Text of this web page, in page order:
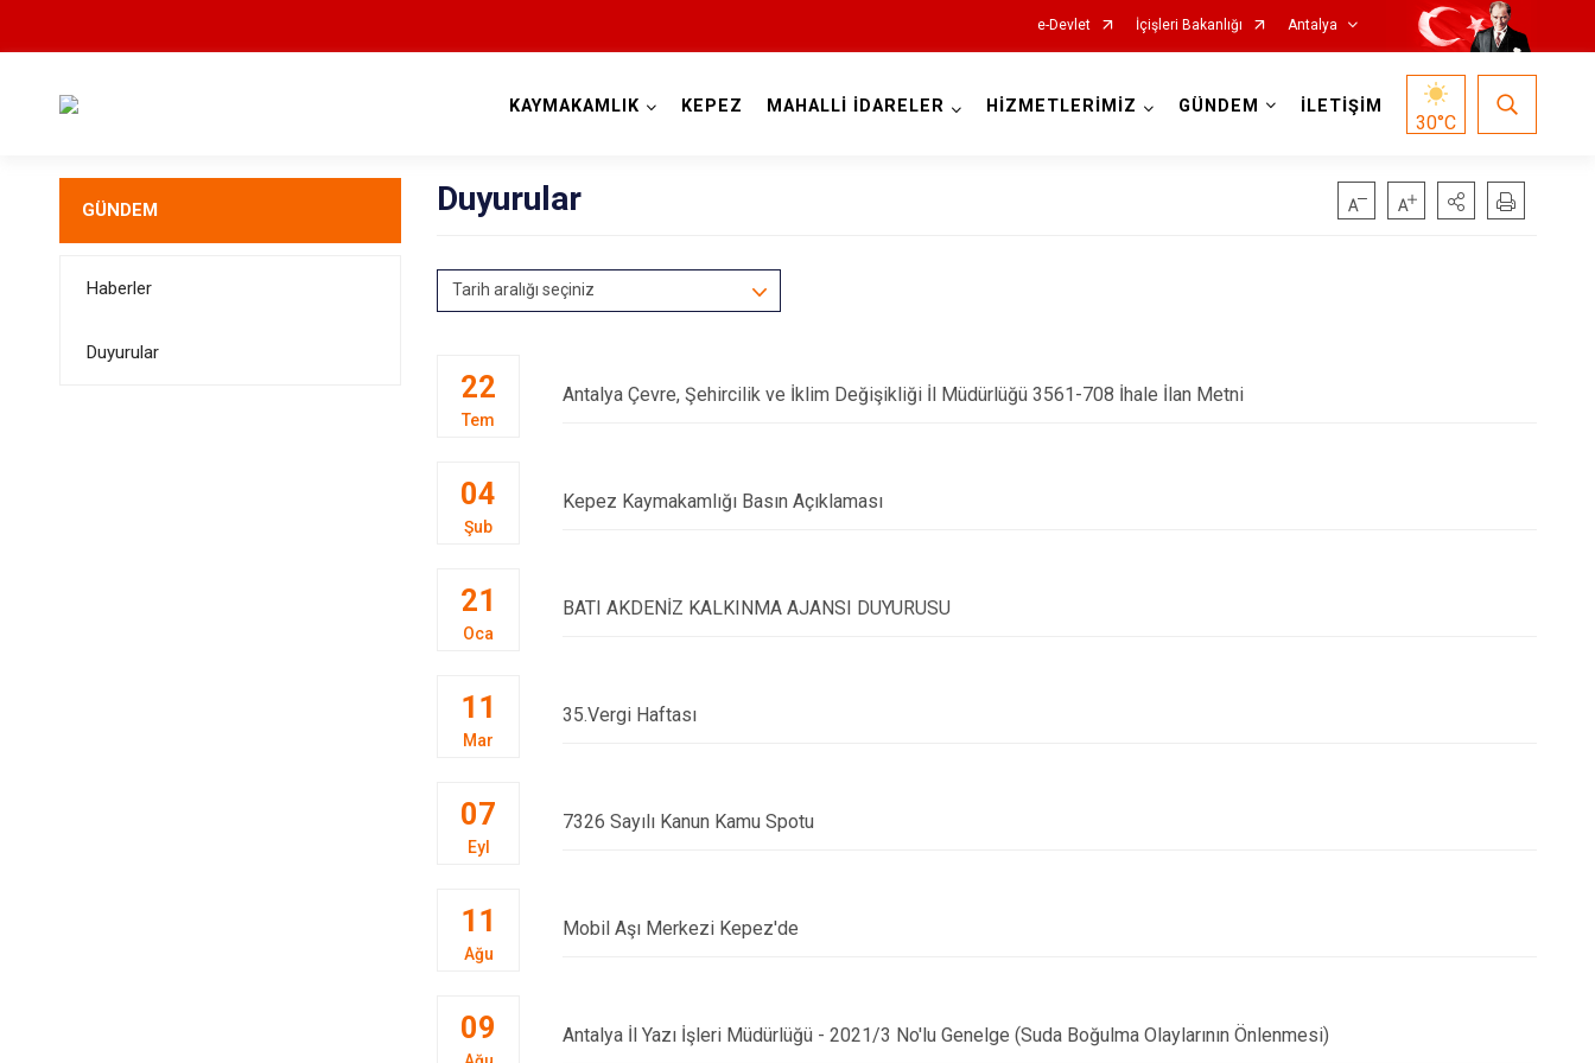
e-Devlet İçişleri Bakanlığı Antalya
Elmalı
Demre
Manavgat
KAYMAKAMLIK KEPEZ MAHALLİ İDARELER HİZMETLERİMİZ GÜNDEM İLETİŞİM
30°C
GÜNDEM
Haberler
Duyurular
Duyurular
Tarih aralığı seçiniz
22
Tem
Antalya Çevre, Şehircilik ve İklim Değişikliği İl Müdürlüğü 3561-708 İhale İlan Metni
04
Şub
Kepez Kaymakamlığı Basın Açıklaması
21
Oca
BATI AKDENİZ KALKINMA AJANSI DUYURUSU
11
Mar
35.Vergi Haftası
07
Eyl
7326 Sayılı Kanun Kamu Spotu
11
Ağu
Mobil Aşı Merkezi Kepez'de
09 Antalya İl Yazı İşleri Müdürlüğü - 2021/3 No'lu Genelge (Suda Boğulma Olaylarının Önlenmesi)